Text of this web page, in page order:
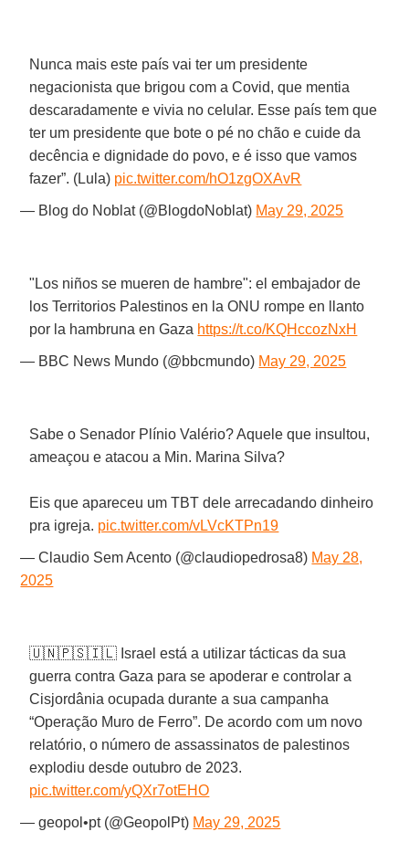
Nunca mais este país vai ter um presidente
negacionista que brigou com a Covid, que mentia
descaradamente e vivia no celular. Esse país tem que
ter um presidente que bote o pé no chão e cuide da
decência e dignidade do povo, e é isso que vamos
fazer”. (Lula) pic.twitter.com/hO1zgOXAvR
— Blog do Noblat (@BlogdoNoblat) May 29, 2025
"Los niños se mueren de hambre": el embajador de
los Territorios Palestinos en la ONU rompe en llanto
por la hambruna en Gaza https://t.co/KQHccozNxH
— BBC News Mundo (@bbcmundo) May 29, 2025
Sabe o Senador Plínio Valério? Aquele que insultou,
ameaçou e atacou a Min. Marina Silva?
Eis que apareceu um TBT dele arrecadando dinheiro
pra igreja. pic.twitter.com/vLVcKTPn19
— Claudio Sem Acento (@claudiopedrosa8) May 28,
2025
🇺🇳🇵🇸🇮🇱 Israel está a utilizar tácticas da sua
guerra contra Gaza para se apoderar e controlar a
Cisjordânia ocupada durante a sua campanha
“Operação Muro de Ferro”. De acordo com um novo
relatório, o número de assassinatos de palestinos
explodiu desde outubro de 2023.
pic.twitter.com/yQXr7otEHO
— geopol•pt (@GeopolPt) May 29, 2025